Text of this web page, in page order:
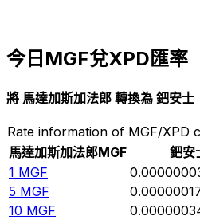
今日MGF兌XPD匯率
將 馬達加斯加法郎 轉換為 鈀安士
Rate information of MGF/XPD
馬達加斯加法郎MGF 鈀安
1 MGF
5 MGF
10 MGF